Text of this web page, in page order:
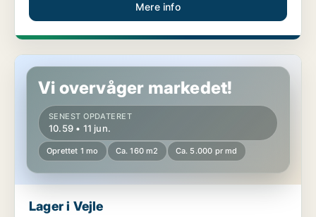
Mere info
Lager i Vejle
Vi overvåger markedet!
SENEST OPDATERET
10.59 • 11 jun.
Oprettet 1 mo Ca. 160 m2 Ca. 5.000 pr md
Lager i Vejle